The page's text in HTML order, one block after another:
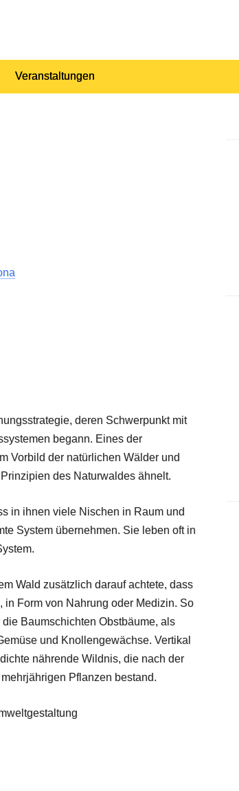
Veranstaltungen
deren Schwerpunkt mit
begann. Eines der
Vorbild der natürlichen Wälder und
des Naturwaldes ähnelt.
in ihnen viele Nischen in Raum und
System übernehmen. Sie leben oft in
Wald zusätzlich darauf achtete, dass
Form von Nahrung oder Medizin. So
Baumschichten Obstbäume, als
und Knollengewächse. Vertikal
nährende Wildnis, die nach der
Pflanzen bestand.